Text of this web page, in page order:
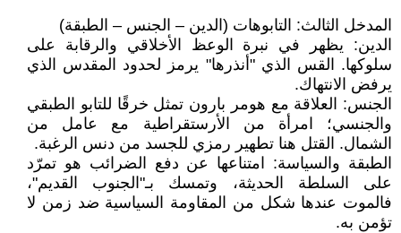
المدخل الثالث: التابوهات (الدين – الجنس – الطبقة)
الدين: يظهر في نبرة الوعظ الأخلاقي والرقابة على
سلوكها. القس الذي "أنذرها" يرمز لحدود المقدس الذي
يرفض الانتهاك.
الجنس: العلاقة مع هومر بارون تمثل خرقًا للتابو الطبقي
والجنسي؛ امرأة من الأرستقراطية مع عامل من
الشمال. القتل هنا تطهير رمزي للجسد من دنس الرغبة.
الطبقة والسياسة: امتناعها عن دفع الضرائب هو تمرّد
على السلطة الحديثة، وتمسك بـ"الجنوب القديم"،
فالموت عندها شكل من المقاومة السياسية ضد زمن لا
تؤمن به.